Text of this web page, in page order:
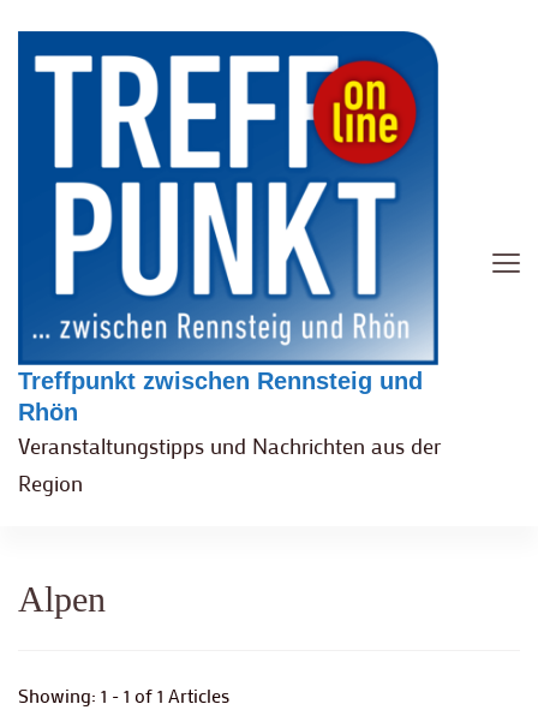
Treffpunkt zwischen Rennsteig und
Rhön
Veranstaltungstipps und Nachrichten aus der
Region
Alpen
Showing: 1 - 1 of 1 Articles